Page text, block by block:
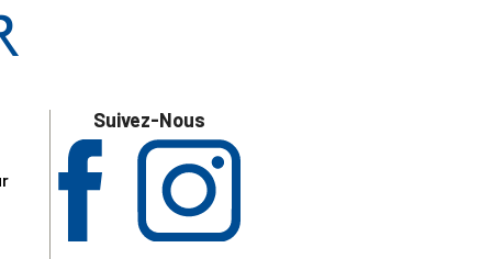
Suivez-Nous